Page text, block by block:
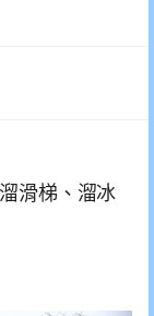
滑梯、溜冰